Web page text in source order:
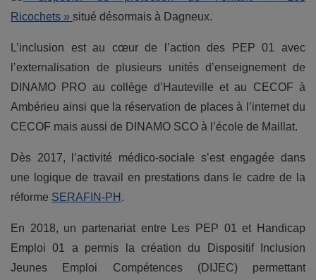
Ricochets » situé désormais à Dagneux.
L’inclusion est au cœur de l’action des PEP 01 avec
l’externalisation de plusieurs unités d’enseignement de
DINAMO PRO au collège d’Hauteville et au CECOF à
Ambérieu ainsi que la réservation de places à l’internet du
CECOF mais aussi de DINAMO SCO à l’école de Maillat.
Dès 2017, l’activité médico-sociale s’est engagée dans
une logique de travail en prestations dans le cadre de la
réforme SERAFIN-PH .
En 2018, un partenariat entre Les PEP 01 et Handicap
Emploi 01 a permis la création du Dispositif Inclusion
Jeunes Emploi Compétences (DIJEC) permettant